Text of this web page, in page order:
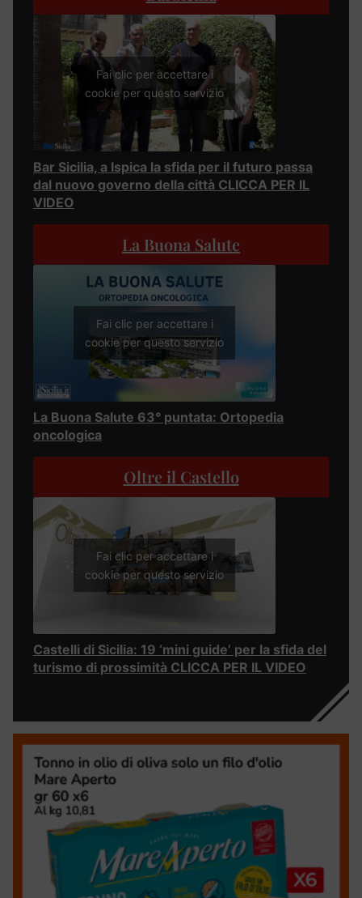
Fai clic per accettare i
cookie per questo servizio
Bar Sicilia, a Ispica la sfida per il futuro passa
dal nuovo governo della città CLICCA PER IL
VIDEO
La Buona Salute
Fai clic per accettare i
cookie per questo servizio
La Buona Salute 63° puntata: Ortopedia
oncologica
Oltre il Castello
Fai clic per accettare i
cookie per questo servizio
Castelli di Sicilia: 19 ‘mini guide’ per la sfida del
turismo di prossimità CLICCA PER IL VIDEO